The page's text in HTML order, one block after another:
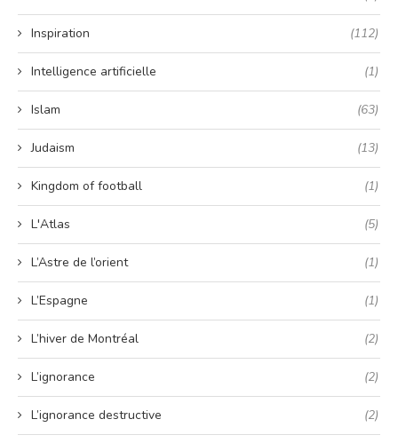
Inspiration (112)
Intelligence artificielle (1)
Islam (63)
Judaism (13)
Kingdom of football (1)
L'Atlas (5)
L’Astre de l’orient (1)
L’Espagne (1)
L’hiver de Montréal (2)
L’ignorance (2)
L’ignorance destructive (2)